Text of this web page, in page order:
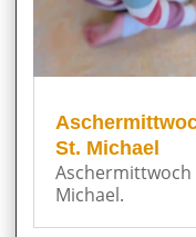
St. Michael
Aschermittwoch
Michael.